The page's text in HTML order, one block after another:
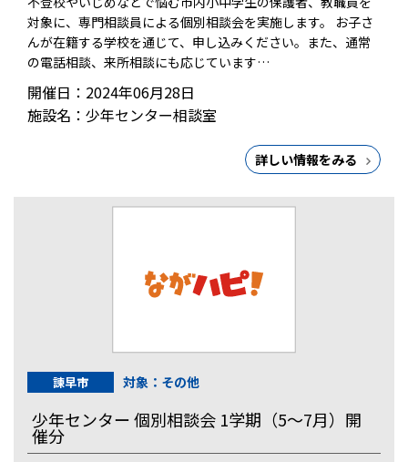
対象に、専門相談員による個別相談会を実施します。 お子さ
んが在籍する学校を通じて、申し込みください。また、通常
の電話相談、来所相談にも応じています…
開催日：2024年06月28日
施設名：少年センター相談室
詳しい情報をみる
諫早市 対象：その他
少年センター 個別相談会 1学期（5～7月）開
催分